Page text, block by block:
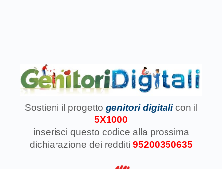
Sostieni il progetto genitori digitali con il
5X1000
inserisci questo codice alla prossima
dichiarazione dei redditi 95200350635